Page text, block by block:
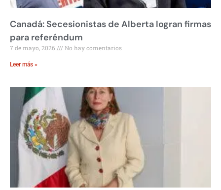
Canadá: Secesionistas de Alberta logran firmas
para referéndum
7 de mayo, 2026 No hay comentarios
Leer más »